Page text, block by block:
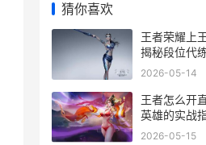
猜你喜欢
王者荣耀上
揭秘段位代
2026-05-14
王者怎么开
英雄的实战
2026-05-15